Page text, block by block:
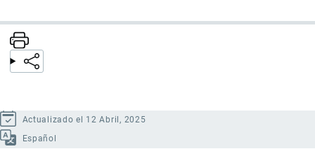
Actualizado el 12 Abril, 2025
Español